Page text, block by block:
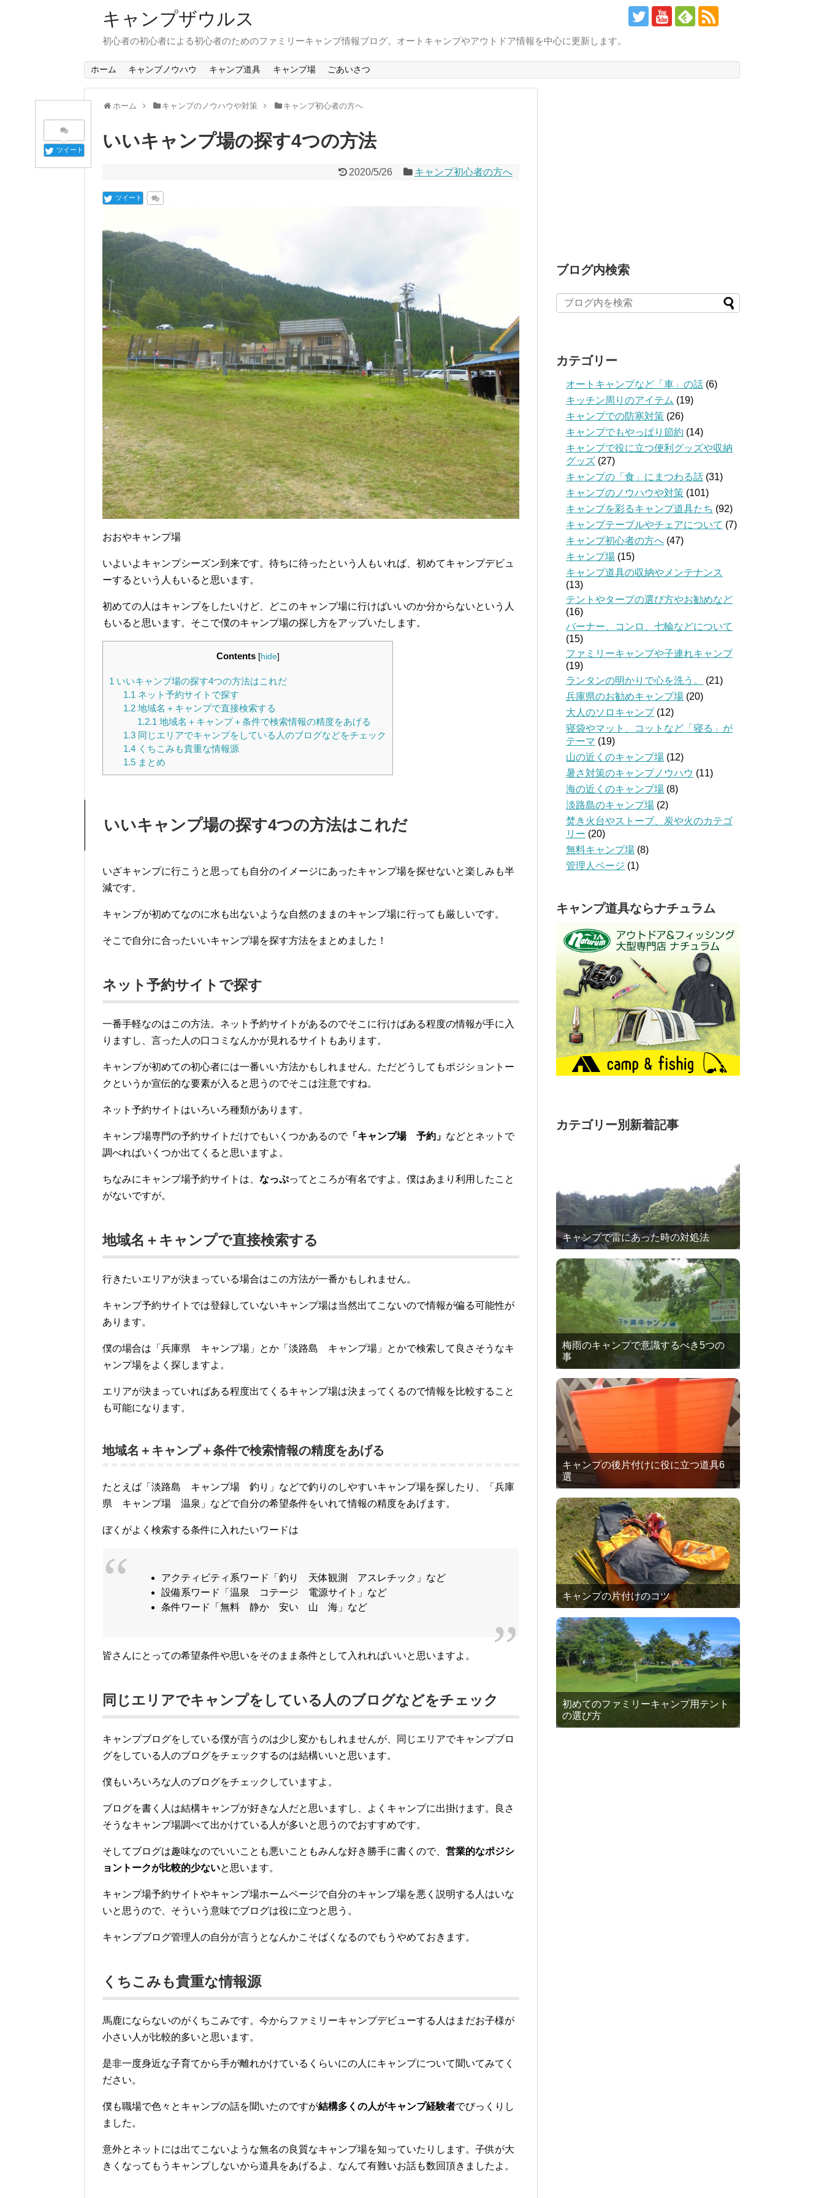
キャンプザウルス
初心者の初心者による初心者のためのファミリーキャンプ情報ブログ。オートキャンプやアウトドア情報を中心に更新します。
ホーム キャンプノウハウ キャンプ道具 キャンプ場 ごあいさつ
ホーム キャンプのノウハウや対策 キャンプ初心者の方へ
ツイート いいキャンプ場の探す4つの方法
2020/5/26 キャンプ初心者の方へ
ツイート
おおやキャンプ場
いよいよキャンプシーズン到来です。待ちに待ったという人もいれば、初めてキャンプデビュ
ーするという人もいると思います。
初めての人はキャンプをしたいけど、どこのキャンプ場に行けばいいのか分からないという人
もいると思います。そこで僕のキャンプ場の探し方をアップいたします。
Contents [hide]
1 いいキャンプ場の探す4つの方法はこれだ
1.1 ネット予約サイトで探す
1.2地域名＋キャンプで直接検索する
1.2.1 地域名＋キャンプ＋条件で検索情報の精度をあげる
1.3同じエリアでキャンプをしている人のブログなどをチェック
1.4くちこみも貴重な情報源
1.5まとめ
いいキャンプ場の探す4つの方法はこれだ
いざキャンプに行こうと思っても自分のイメージにあったキャンプ場を探せないと楽しみも半
減です。
キャンプが初めてなのに水も出ないような自然のままのキャンプ場に行っても厳しいです。
そこで自分に合ったいいキャンプ場を探す方法をまとめました！
ネット予約サイトで探す
一番手軽なのはこの方法。ネット予約サイトがあるのでそこに行けばある程度の情報が手に入
りますし、言った人の口コミなんかが見れるサイトもあります。
キャンプが初めての初心者には一番いい方法かもしれません。ただどうしてもポジショントー
クというか宣伝的な要素が入ると思うのでそこは注意ですね。
ネット予約サイトはいろいろ種類があります。
キャンプ場専門の予約サイトだけでもいくつかあるので「キャンプ場 予約」 などとネットで
調べればいくつか出てくると思いますよ。
ちなみにキャンプ場予約サイトは、 なっぷってところが有名ですよ。僕はあまり利用したこと
がないですが。
地域名＋キャンプで直接検索する
行きたいエリアが決まっている場合はこの方法が一番かもしれません。
キャンプ予約サイトでは登録していないキャンプ場は当然出てこないので情報が偏る可能性が
あります。
僕の場合は「兵庫県 キャンプ場」とか「淡路島 キャンプ場」とかで検索して良さそうなキ
ャンプ場をよく探しますよ。
エリアが決まっていればある程度出てくるキャンプ場は決まってくるので情報を比較すること
も可能になります。
地域名＋キャンプ＋条件で検索情報の精度をあげる
たとえば「淡路島 キャンプ場 釣り」などで釣りのしやすいキャンプ場を探したり、「兵庫
県 キャンプ場 温泉」などで自分の希望条件をいれて情報の精度をあげます。
ぼくがよく検索する条件に入れたいワードは
アクティビティ系ワード「釣り 天体観測 アスレチック」など
設備系ワード「温泉 コテージ 電源サイト」など
条件ワード「無料 静か 安い 山 海」など
皆さんにとっての希望条件や思いをそのまま条件として入れればいいと思いますよ。
同じエリアでキャンプをしている人のブログなどをチェック
キャンプブログをしている僕が言うのは少し変かもしれませんが、同じエリアでキャンプブロ
グをしている人のブログをチェックするのは結構いいと思います。
僕もいろいろな人のブログをチェックしていますよ。
ブログを書く人は結構キャンプが好きな人だと思いますし、よくキャンプに出掛けます。良さ
そうなキャンプ場調べて出かけている人が多いと思うのでおすすめです。
そしてブログは趣味なのでいいことも悪いこともみんな好き勝手に書くので、 営業的なポジシ
ョントークが比較的少ないと思います。
キャンプ場予約サイトやキャンプ場ホームページで自分のキャンプ場を悪く説明する人はいな
いと思うので、そういう意味でブログは役に立つと思う。
キャンプブログ管理人の自分が言うとなんかこそばくなるのでもうやめておきます。
くちこみも貴重な情報源
馬鹿にならないのがくちこみです。今からファミリーキャンプデビューする人はまだお子様が
小さい人が比較的多いと思います。
是非一度身近な子育てから手が離れかけているくらいにの人にキャンプについて聞いてみてく
ださい。
僕も職場で色々とキャンプの話を聞いたのですが結構多くの人がキャンプ経験者でびっくりし
ました。
意外とネットには出てこないような無名の良質なキャンプ場を知っていたりします。子供が大
きくなってもうキャンプしないから道具をあげるよ、なんて有難いお話も数回頂きましたよ。
ブログ内検索
カテゴリー
オートキャンプなど「車」の話 (6)
キッチン周りのアイテム (19)
キャンプでの防寒対策 (26)
キャンプでもやっぱり節約 (14)
キャンプで役に立つ便利グッズや収納
グッズ (27)
キャンプの「食」にまつわる話 (31)
キャンプのノウハウや対策 (101)
キャンプを彩るキャンプ道具たち (92)
キャンプテーブルやチェアについて (7)
キャンプ初心者の方へ (47)
キャンプ場 (15)
キャンプ道具の収納やメンテナンス
(13)
テントやタープの選び方やお勧めなど
(16)
バーナー、コンロ、七輪などについて
(15)
ファミリーキャンプや子連れキャンプ
(19)
ランタンの明かりで心を洗う。
(21)
兵庫県のお勧めキャンプ場 (20)
大人のソロキャンプ(12)
寝袋やマット、コットなど「寝る」が
テーマ (19)
山の近くのキャンプ場 (12)
暑さ対策のキャンプノウハウ (11)
海の近くのキャンプ場 (8)
淡路島のキャンプ場 (2)
焚き火台やストーブ、炭や火のカテゴ
リー (20)
無料キャンプ場 (8)
管理人ページ (1)
キャンプ道具ならナチュラム
カテゴリー別新着記事
キャンプで雷にあった時の対処法
梅雨のキャンプで意識するべき5つの
事
キャンプの後片付けに役に立つ道具6
選
キャンプの片付けのコツ
初めてのファミリーキャンプ用テント
の選び方